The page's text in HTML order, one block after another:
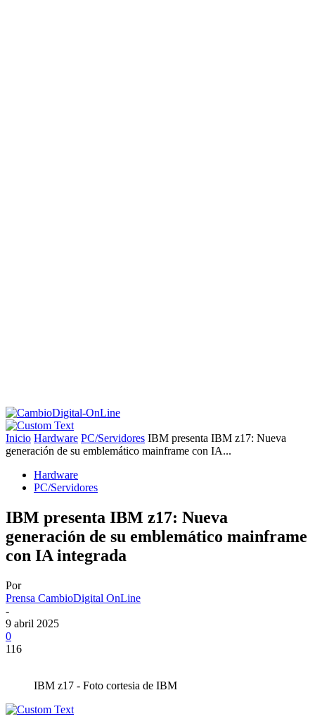
Inicio Hardware PC/Servidores IBM presenta IBM z17: Nueva
generación de su emblemático mainframe con IA...
Hardware
PC/Servidores
IBM presenta IBM z17: Nueva
generación de su emblemático mainframe
con IA integrada
Por
Prensa CambioDigital OnLine
-
9 abril 2025
0
116
IBM z17 - Foto cortesia de IBM